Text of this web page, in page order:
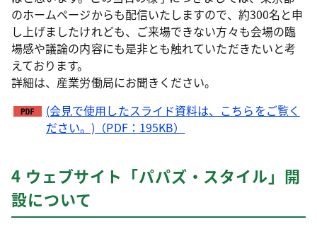
のホームページからも配信いたしますので、約300名と申
し上げましたけれども、ご来場できない方々も会場の臨
場感や議論の内容にも是非とも触れていただきたいと考
えております。
詳細は、産業労働局にお聞きください。
(会見で使用したスライド資料は、こちらをご覧く
ださい。)（PDF：195KB）
4 ウェブサイト「パパズ・スタイル」開
設について